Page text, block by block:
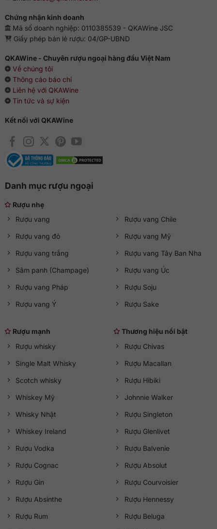
Chứng nhận kinh doanh
Mã số doanh nghiệp: 0110385539 - QKAWine JSC
Giấy phép bán lẻ rượu: 04/GP-UBND
QKAWine - Chuyên rượu ngoại hàng đầu Việt Nam
Về chúng tôi
Thông cáo báo chí
Liên hệ với QKAWine
Tin tức và sự kiện
Kết nối với QKAWine
Danh mục rượu ngoại
Rượu nhẹ
Rượu vang
Rượu vang đỏ
Rượu vang trắng
Sâm panh (Champage)
Rượu vang Pháp
Rượu vang Ý
Rượu vang Chile
Rượu vang Mỹ
Rượu vang Tây Ban Nha
Rượu vang Úc
Rượu Soju
Rượu Sake
Rượu mạnh
Rượu whisky
Single Malt Whisky
Scotch whisky
Whiskey Mỹ
Whisky Nhật
Whiskey Ireland
Rượu Vodka
Rượu Cognac
Rượu Gin
Rượu Absinthe
Rượu Rum
Thương hiệu nổi bật
Rượu Chivas
Rượu Macallan
Rượu Hibiki
Johnnie Walker
Rượu Singleton
Rượu Glenlivet
Rượu Balvenie
Rượu Absolut
Rượu Courvoisier
Rượu Hennessy
Rượu Beluga